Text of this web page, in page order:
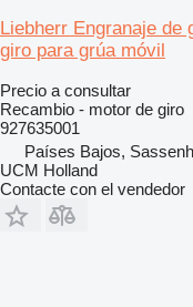
Liebherr Engranaje de
giro para grúa móvil
Precio a consultar
Recambio - motor de giro
927635001
Países Bajos,
UCM Holland
Contacte con el vendedor